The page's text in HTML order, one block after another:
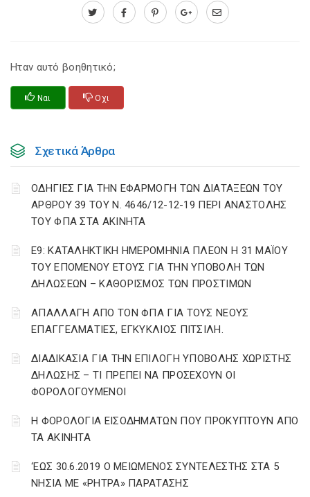
Ηταν αυτό βοηθητικό;
Ναι Οχι
Σχετικά Άρθρα
ΟΔΗΓΙΕΣ ΓΙΑ ΤΗΝ ΕΦΑΡΜΟΓΗ ΤΩΝ ΔΙΑΤΑΞΕΩΝ ΤΟΥ
ΑΡΘΡΟΥ 39 ΤΟΥ Ν. 4646/12-12-19 ΠΕΡΙ ΑΝΑΣΤΟΛΗΣ
ΤΟΥ ΦΠΑ ΣΤΑ ΑΚΙΝΗΤΑ
Ε9: ΚΑΤΑΛΗΚΤΙΚΗ ΗΜΕΡΟΜΗΝΙΑ ΠΛΕΟΝ Η 31 ΜΑΪΟΥ
ΤΟΥ ΕΠΟΜΕΝΟΥ ΕΤΟΥΣ ΓΙΑ ΤΗΝ ΥΠΟΒΟΛΗ ΤΩΝ
ΔΗΛΩΣΕΩΝ – ΚΑΘΟΡΙΣΜΟΣ ΤΩΝ ΠΡΟΣΤΙΜΩΝ
ΑΠΑΛΛΑΓΗ ΑΠΟ ΤΟΝ ΦΠΑ ΓΙΑ ΤΟΥΣ ΝΕΟΥΣ
ΕΠΑΓΓΕΛΜΑΤΙΕΣ, ΕΓΚΥΚΛΙΟΣ ΠΙΤΣΙΛΗ.
ΔΙΑΔΙΚΑΣΙΑ ΓΙΑ ΤΗΝ ΕΠΙΛΟΓΗ ΥΠΟΒΟΛΗΣ ΧΩΡΙΣΤΗΣ
ΔΗΛΩΣΗΣ – ΤΙ ΠΡΕΠΕΙ ΝΑ ΠΡΟΣΕΧΟΥΝ ΟΙ
ΦΟΡΟΛΟΓΟΥΜΕΝΟΙ
Η ΦΟΡΟΛΟΓΙΑ ΕΙΣΟΔΗΜΑΤΩΝ ΠΟΥ ΠΡΟΚΥΠΤΟΥΝ ΑΠΟ
ΤΑ ΑΚΙΝΗΤΑ
‘ΕΩΣ 30.6.2019 Ο ΜΕΙΩΜΕΝΟΣ ΣΥΝΤΕΛΕΣΤΗΣ ΣΤΑ 5
ΝΗΣΙΑ ΜΕ «ΡΗΤΡΑ» ΠΑΡΑΤΑΣΗΣ